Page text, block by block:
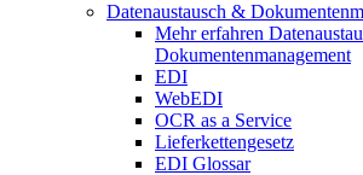
Datenaustausch &
Mehr erfahren
Dokumentenmanagement
EDI
WebEDI
OCR as a Service
Lieferkettengesetz
EDI Glossar